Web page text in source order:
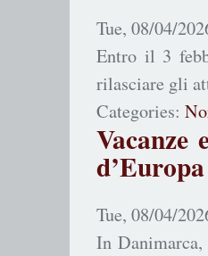
Tue, 08/04/
Entro il 3
rilasciare gli
Categories:
Vacanze
d’Europa
Tue, 08/04/
In Danimarca,